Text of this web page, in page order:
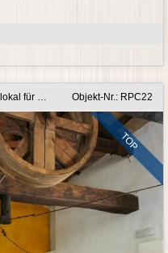
Son Servera: Alte Ölmühle : TOP - Ladenlokal für Restaurant Objekt-Nr.: RPC22
TOP